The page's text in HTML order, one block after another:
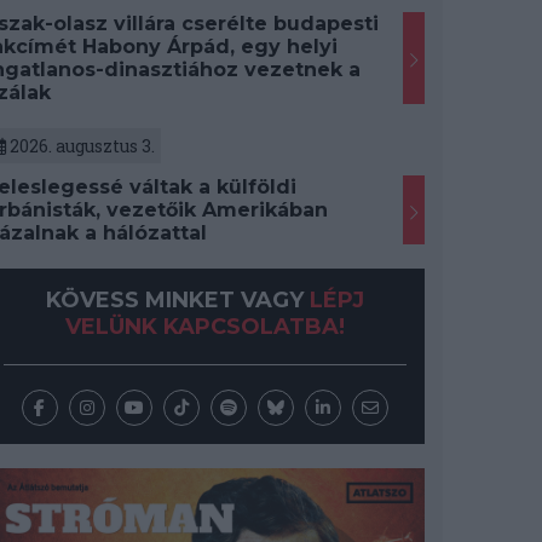
olasz villára cserélte budapesti
Habony Árpád, egy helyi
dinasztiához vezetnek a
2026. augusztus 3.
váltak a külföldi
vezetőik Amerikában
a hálózattal
KÖVESS MINKET VAGY LÉPJ
VELÜNK KAPCSOLATBA!